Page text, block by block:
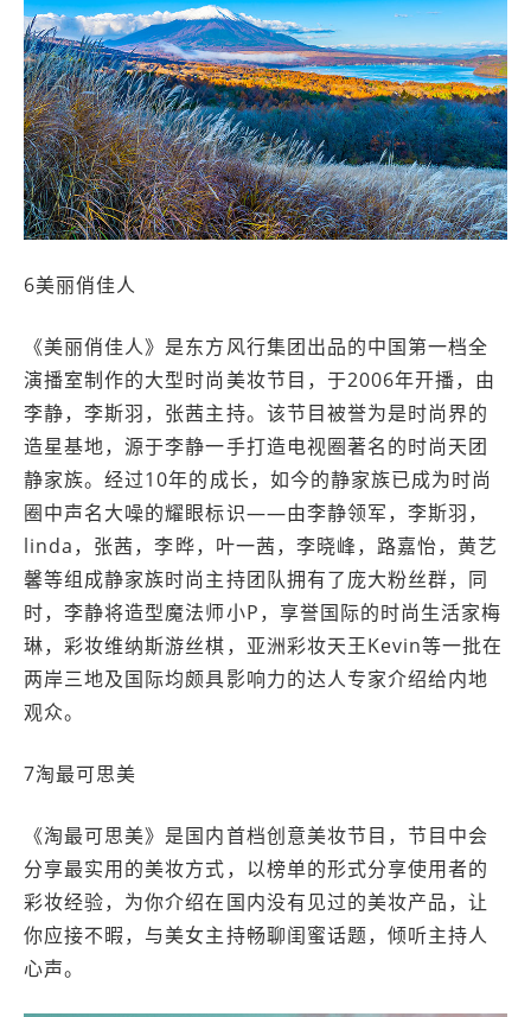
6美丽俏佳人
《美丽俏佳人》是东方风行集团出品的中国第一档全
演播室制作的大型时尚美妆节目，于2006年开播，由
李静，李斯羽，张茜主持。该节目被誉为是时尚界的
造星基地，源于李静一手打造电视圈著名的时尚天团
静家族。经过10年的成长，如今的静家族已成为时尚
圈中声名大噪的耀眼标识——由李静领军，李斯羽，
linda，张茜，李晔，叶一茜，李晓峰，路嘉怡，黄艺
馨等组成静家族时尚主持团队拥有了庞大粉丝群，同
时，李静将造型魔法师小P，享誉国际的时尚生活家梅
琳，彩妆维纳斯游丝棋，亚洲彩妆天王Kevin等一批在
两岸三地及国际均颇具影响力的达人专家介绍给内地
观众。
7淘最可思美
《淘最可思美》是国内首档创意美妆节目，节目中会
分享最实用的美妆方式，以榜单的形式分享使用者的
彩妆经验，为你介绍在国内没有见过的美妆产品，让
你应接不暇，与美女主持畅聊闺蜜话题，倾听主持人
心声。